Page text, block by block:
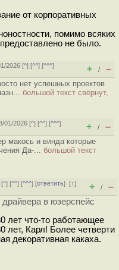
от корпоративных
помимо всяких
не было.
2026 [^] [^^] [^^^]
+ / –
нет успешных проектов
большой текст свёрнут,
01/2026 [^] [^^] [^^^]
+ / –
макось и винда которые
Да-... большой текст
[^] [^^] [^^^] [ответить][↑]
+ / –
в юзерспейс
лет что-то работающее
лет, Карл! Более четверти
декоративная какаха.